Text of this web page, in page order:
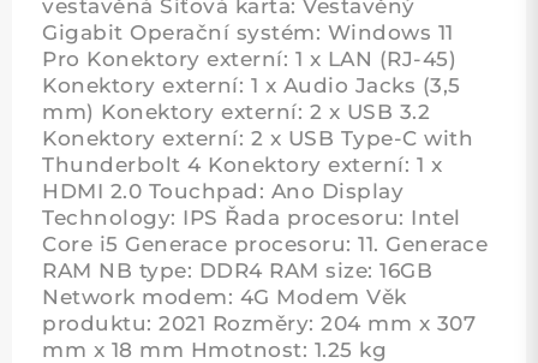
vestavěná Síťová karta: Vestavěný
Gigabit Operační systém: Windows 11
Pro Konektory externí: 1 x LAN (RJ-45)
Konektory externí: 1 x Audio Jacks (3,5
mm) Konektory externí: 2 x USB 3.2
Konektory externí: 2 x USB Type-C with
Thunderbolt 4 Konektory externí: 1 x
HDMI 2.0 Touchpad: Ano Display
Technology: IPS Řada procesoru: Intel
Core i5 Generace procesoru: 11. Generace
RAM NB type: DDR4 RAM size: 16GB
Network modem: 4G Modem Věk
produktu: 2021 Rozměry: 204 mm x 307
mm x 18 mm Hmotnost: 1.25 kg